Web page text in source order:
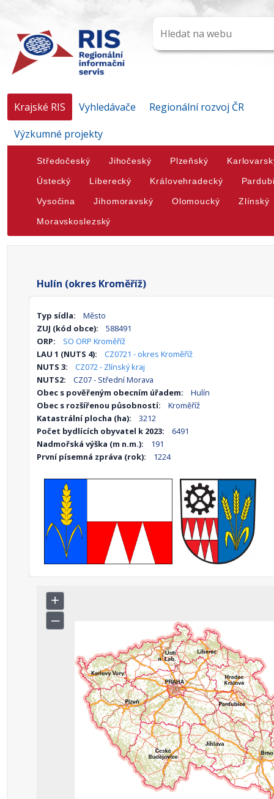
Krajské RIS Vyhledávače
Regionální rozvoj ČR
Výzkumné projekty
Středočeský Jihočeský Plzeňský
Ústecký Liberecký Královehradecký
Vysočina Jihomoravský Olomoucký Zlínský
Moravskoslezský
Hulín (okres Kroměříž)
Typ sídla:
Město
ZUJ (kód obce):
588491
ORP:
SO ORP Kroměříž
LAU 1 (NUTS 4):
CZ0721 - okres Kroměříž
NUTS 3:
CZ072 - Zlínský kraj
NUTS2:
CZ07 - Střední Morava
Obec s pověřeným obecním úřadem:
Hulín
Obec s rozšířenou působností:
Kroměříž
Katastrální plocha (ha):
3212
Počet bydlících obyvatel k 2023:
6491
Nadmořská výška (m n.m.):
191
První písemná zpráva (rok):
1224